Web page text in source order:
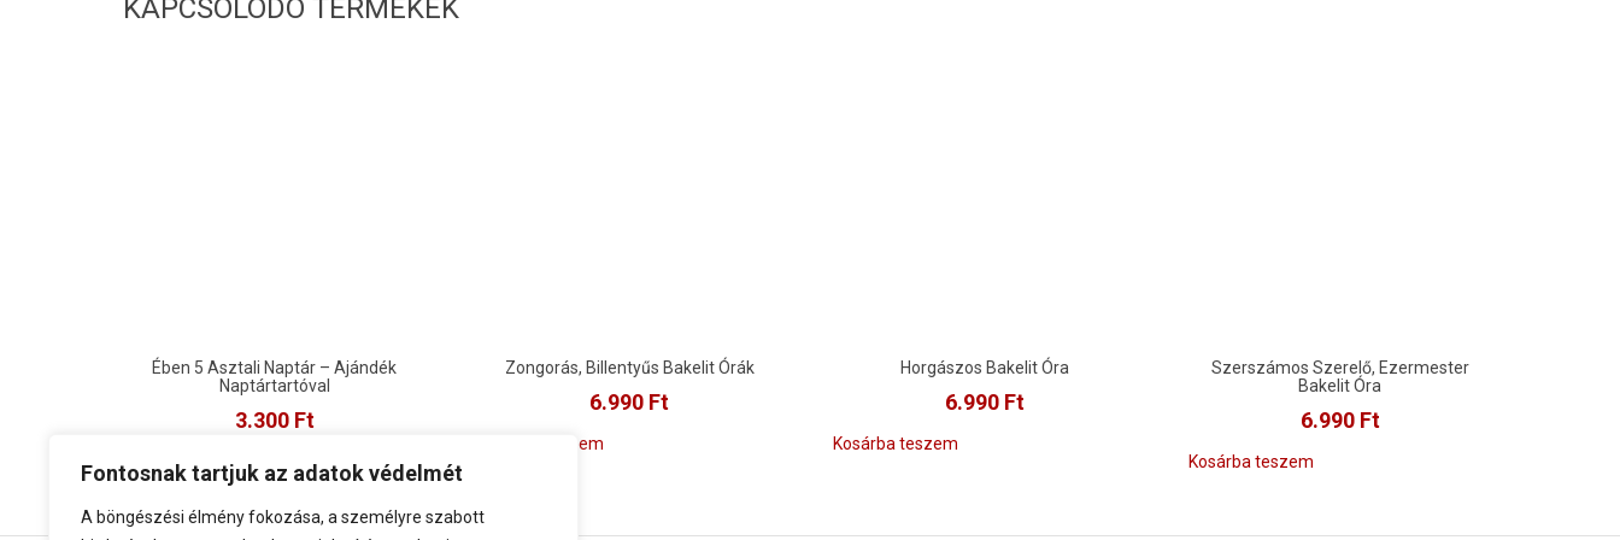
Fontosnak tartjuk az adatok védelmét
A böngészési élmény fokozása, a személyre szabott
KAPCSOLÓDÓ TERMÉKEK
Ében 5 Asztali Naptár – Ajándék
Naptártartóval
3.300 Ft
Megnézem
Zongorás, Billentyűs Bakelit Órák
6.990 Ft
Kosárba teszem
Horgászos Bakelit Óra
6.990 Ft
Kosárba teszem
Szerszámos Szerelő, Ezermester
Bakelit Óra
6.990 Ft
Kosárba teszem